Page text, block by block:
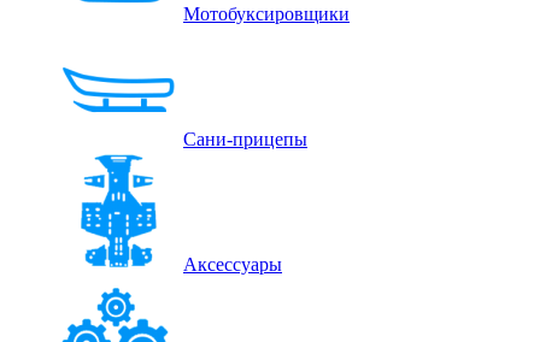
Мотобуксировщики
Сани-прицепы
Аксессуары